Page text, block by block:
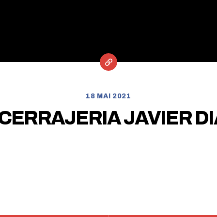
18 MAI 2021
JAVIER